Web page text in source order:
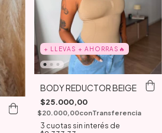
+ LLEVAS + AHORRAS🔥
BODY REDUCTOR BEIGE
$25.000,00
$20.000,00conTransferencia
3 cuotas sin interés de